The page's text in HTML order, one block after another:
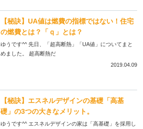
【秘訣】UA値は燃費の指標ではない！住宅
の燃費とは？「ｑ」とは？
ゆうです^^ 先日、「超高断熱」「UA値」についてまと
めました。 超高断熱だ
2019.04.09
【秘訣】エスネルデザインの基礎「高基
礎」の3つの大きなメリット。
ゆうです^^ エスネルデザインの家は「高基礎」を採用し